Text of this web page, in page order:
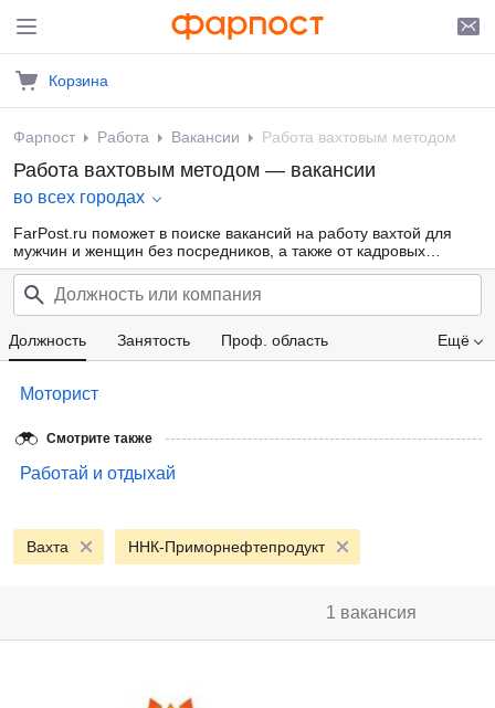
Корзина
Фарпост Работа Вакансии Работа вахтовым методом
Работа вахтовым методом — вакансии
во всех городах
FarPost.ru поможет в поиске вакансий на работу вахтой для
мужчин и женщин без посредников, а также от кадровых
агентств. Множество объявлений с работой вахтовым методом
на севере. Ежедневные обновления.
Ещё
Должность Занятость Проф. область
Моторист
Смотрите также
Работай и отдыхай
Вахта ННК-Приморнефтепродукт
1 вакансия